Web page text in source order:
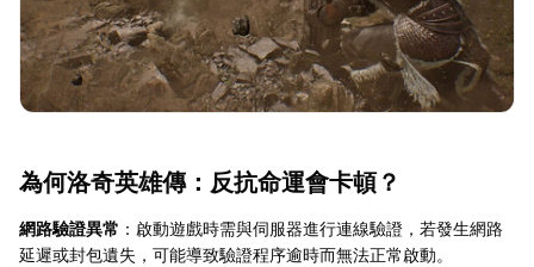
為何洛奇英雄傳：反抗命運會卡頓？
網路驗證異常 ：啟動遊戲時需與伺服器進行連線驗證，若發生網路
延遲或封包遺失，可能導致驗證程序逾時而無法正常啟動。